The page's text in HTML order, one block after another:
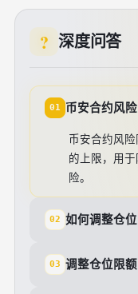
深度问答
01 币安合约风
币安合约风
的上限，用
险。
02 如何调整仓位
03 调整仓位限